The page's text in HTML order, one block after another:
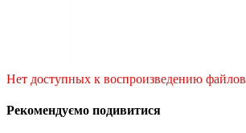
Нет доступных к воспроизведению файлов
Рекомендуємо подивитися